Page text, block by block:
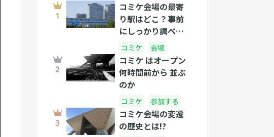
コミケ会場の最寄
り駅はどこ？事前
にしっかり調べて
備えよう！
コミケ 会場
コミケ はオープン
何時間前から 並ぶ
のか
コミケ 参加する
コミケ会場の変遷
の歴史とは!?